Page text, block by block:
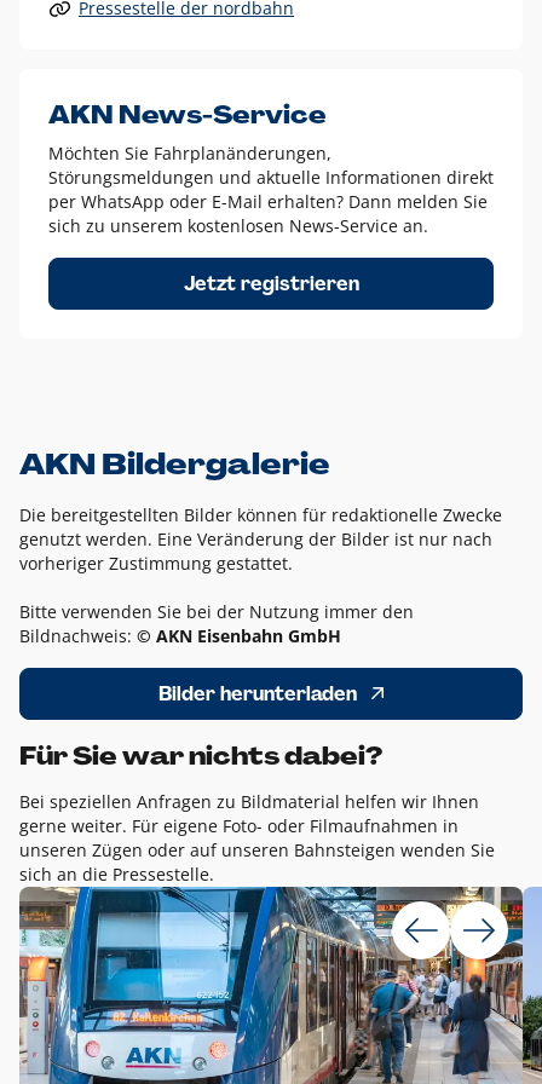
Alle anderen Logo-Varianten dürfen nur in Ausnahmefällen
Diese Ausnahmen sind zum Beispiel:
dem AKN Blau,
weißes Logo auf Fotohintergründen,
schwarzes Logo für reine Schwarz-Weiß-Umsetzungen
Um das Logo herum muss ein Schutzraum von jeweils einer
Höhe bzw. Breite des N aus AKN in alle Richtungen
Pressestelle der nordbahn
AKN News-Service
Möchten Sie Fahrplanänderungen,
Störungsmeldungen und aktuelle Informationen direkt
per WhatsApp oder E-Mail erhalten? Dann melden Sie
sich zu unserem kostenlosen News-Service an.
Jetzt registrieren
AKN Bildergalerie
Die bereitgestellten Bilder können für redaktionelle Zwecke
genutzt werden. Eine Veränderung der Bilder ist nur nach
vorheriger Zustimmung gestattet.
Bitte verwenden Sie bei der Nutzung immer den
Bildnachweis: © AKN Eisenbahn GmbH
Bilder herunterladen
Für Sie war nichts dabei?
Bei speziellen Anfragen zu Bildmaterial helfen wir Ihnen
gerne weiter. Für eigene Foto- oder Filmaufnahmen in
unseren Zügen oder auf unseren Bahnsteigen wenden Sie
sich an die Pressestelle.